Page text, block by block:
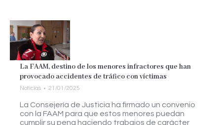
La FAAM, destino de los menores infractores que han
provocado accidentes de tráfico con víctimas
Noticias 21/01/2025
La Consejería de Justicia ha firmado un convenio
con la FAAM para que estos menores puedan
cumplir su pena haciendo trabajos de carácter